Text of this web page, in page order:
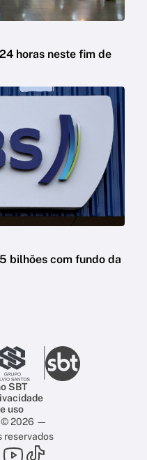
horas neste fim de
bilhões com fundo da
SBT
uso
© 2026 —
reservados